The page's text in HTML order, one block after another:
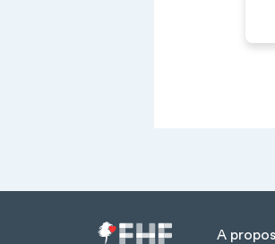
A propos